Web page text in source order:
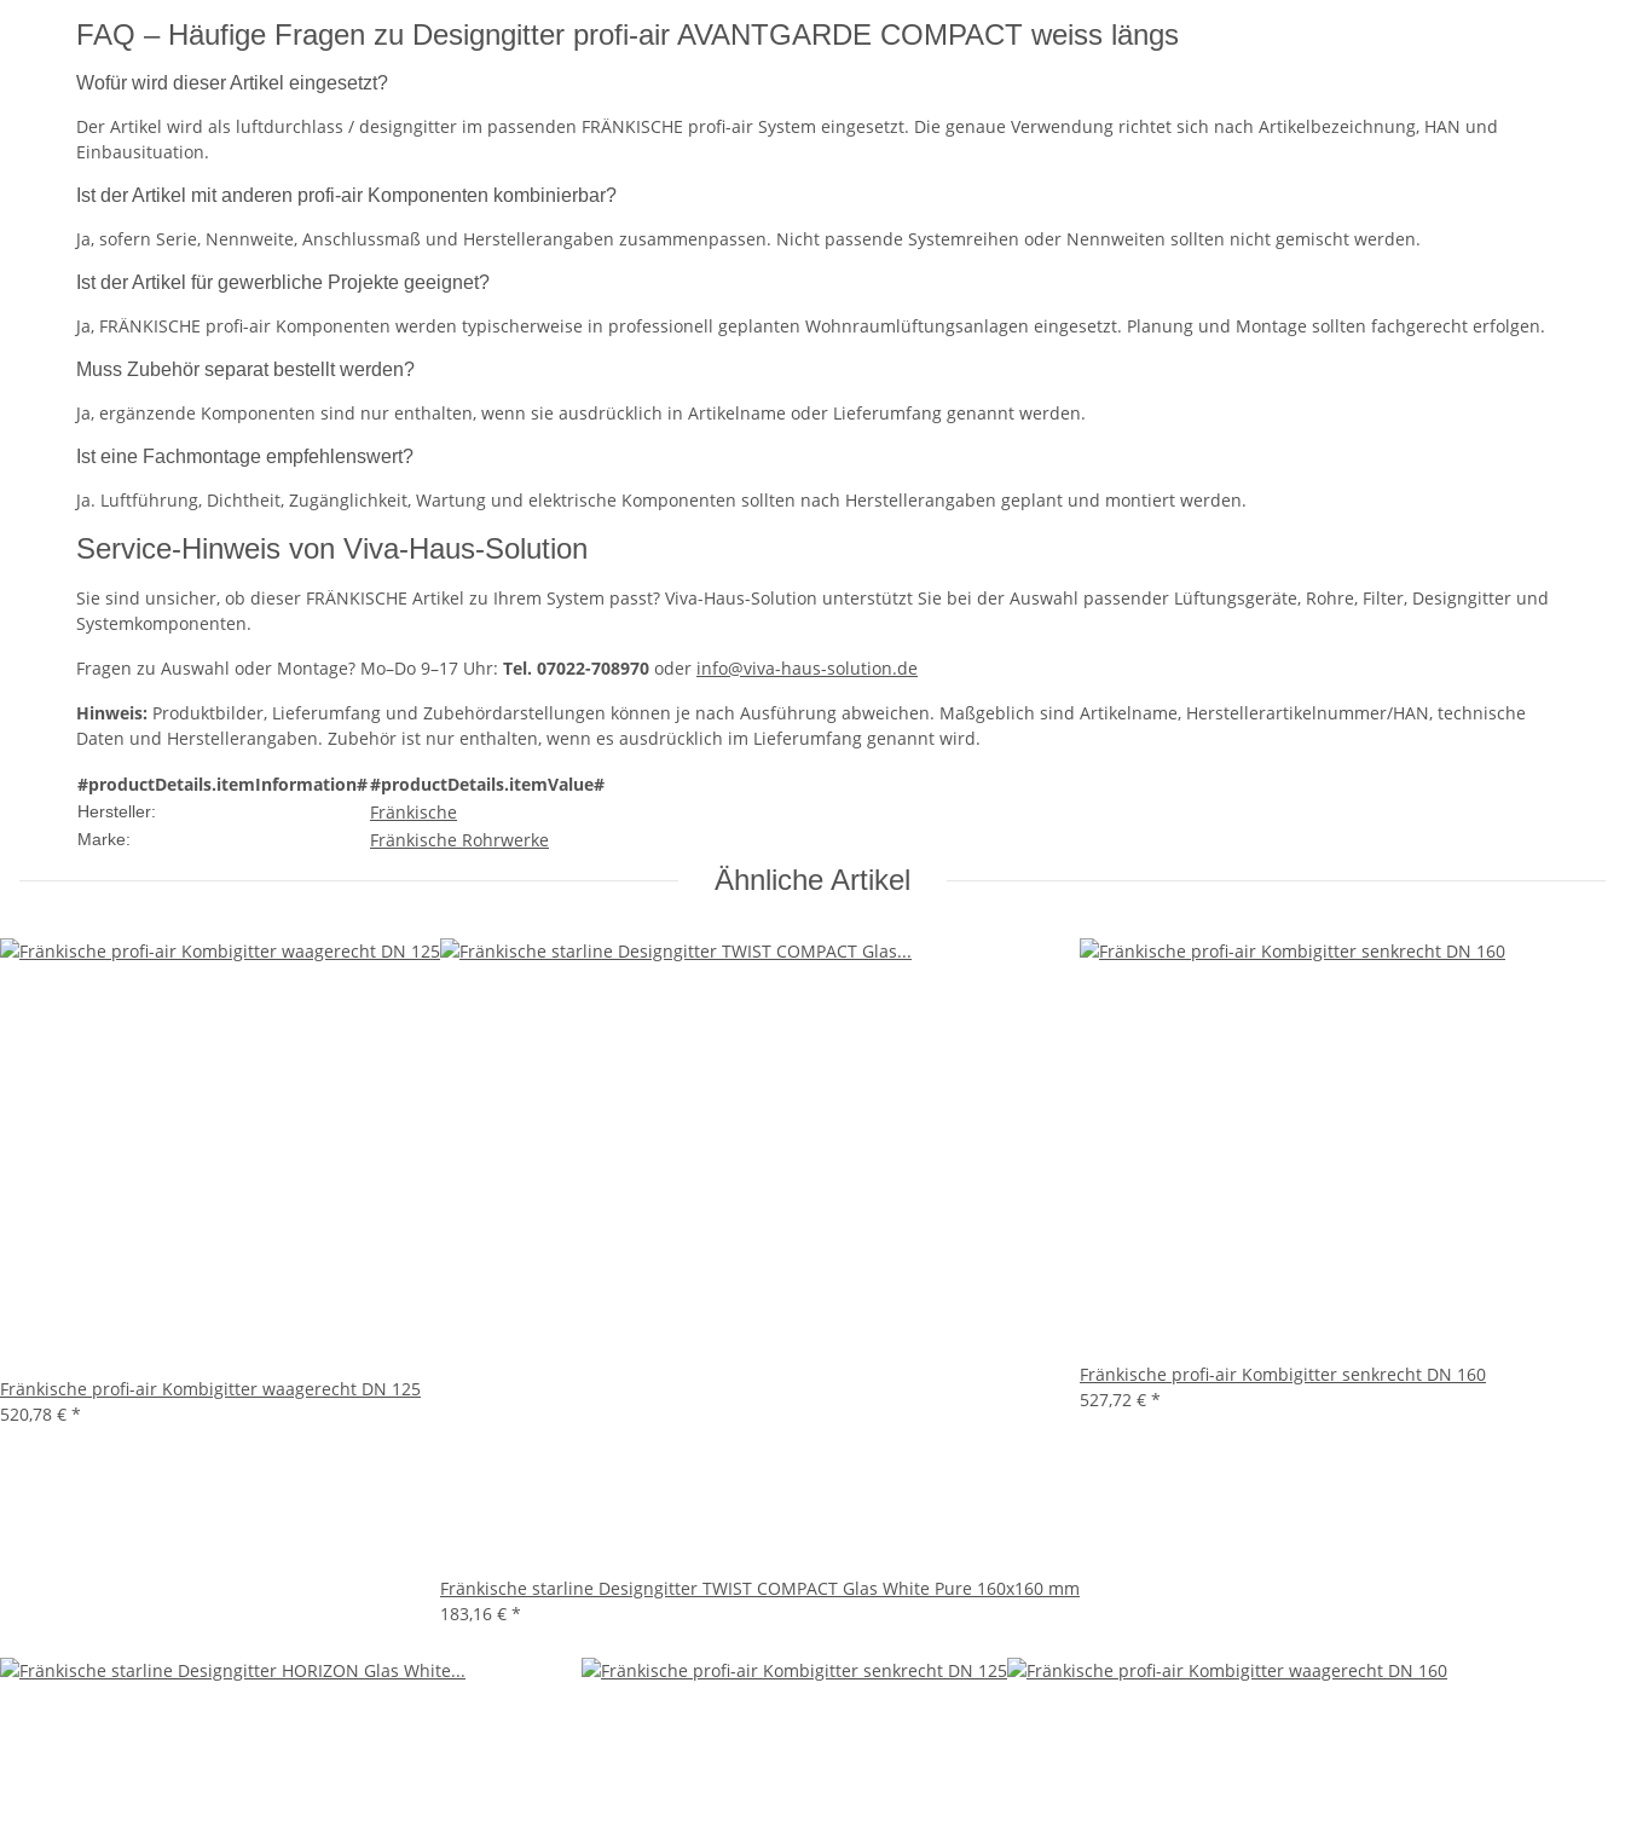
FAQ – Häufige Fragen zu Designgitter profi-air AVANTGARDE COMPACT weiss längs
Wofür wird dieser Artikel eingesetzt?
Der Artikel wird als luftdurchlass / designgitter im passenden FRÄNKISCHE profi-air System eingesetzt. Die genaue Verwendung richtet sich nach Artikelbezeichnung, HAN und
Einbausituation.
Ist der Artikel mit anderen profi-air Komponenten kombinierbar?
Ja, sofern Serie, Nennweite, Anschlussmaß und Herstellerangaben zusammenpassen. Nicht passende Systemreihen oder Nennweiten sollten nicht gemischt werden.
Ist der Artikel für gewerbliche Projekte geeignet?
Ja, FRÄNKISCHE profi-air Komponenten werden typischerweise in professionell geplanten Wohnraumlüftungsanlagen eingesetzt. Planung und Montage sollten fachgerecht erfolgen.
Muss Zubehör separat bestellt werden?
Ja, ergänzende Komponenten sind nur enthalten, wenn sie ausdrücklich in Artikelname oder Lieferumfang genannt werden.
Ist eine Fachmontage empfehlenswert?
Ja. Luftführung, Dichtheit, Zugänglichkeit, Wartung und elektrische Komponenten sollten nach Herstellerangaben geplant und montiert werden.
Service-Hinweis von Viva-Haus-Solution
Sie sind unsicher, ob dieser FRÄNKISCHE Artikel zu Ihrem System passt? Viva-Haus-Solution unterstützt Sie bei der Auswahl passender Lüftungsgeräte, Rohre, Filter, Designgitter und
Systemkomponenten.
Fragen zu Auswahl oder Montage? Mo–Do 9–17 Uhr: Tel. 07022-708970 oder info@viva-haus-solution.de
Hinweis: Produktbilder, Lieferumfang und Zubehördarstellungen können je nach Ausführung abweichen. Maßgeblich sind Artikelname, Herstellerartikelnummer/HAN, technische
Daten und Herstellerangaben. Zubehör ist nur enthalten, wenn es ausdrücklich im Lieferumfang genannt wird.
#productDetails.itemInformation##productDetails.itemValue#
Hersteller: Fränkische
Marke: Fränkische Rohrwerke
Ähnliche Artikel
Fränkische profi-air Kombigitter waagerecht DN 125
520,78 € *
Fränkische starline Designgitter TWIST COMPACT Glas White Pure 160x160 mm
183,16 € *
Fränkische profi-air Kombigitter senkrecht DN 160
527,72 € *